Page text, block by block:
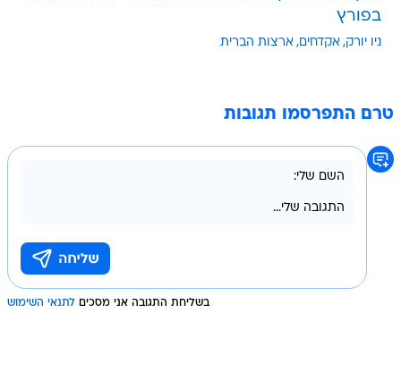
בפורץ
ניו יורק אקדחים ארצות הברית
טרם התפרסמו תגובות
בשליחת התגובה אני מסכים לתנאי השימוש